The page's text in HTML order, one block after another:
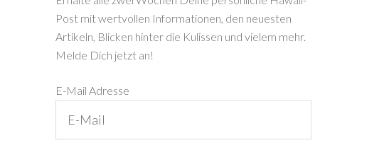
Post mit wertvollen Informationen, den neuesten
Artikeln, Blicken hinter die Kulissen und vielem mehr.
Melde Dich jetzt an!
E-Mail Adresse